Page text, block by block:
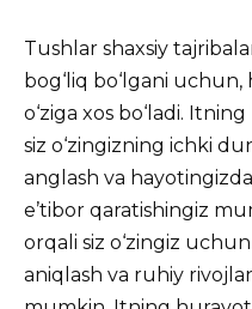
Tushlar shaxsiy
bog‘liq bo‘lgani
o‘ziga xos bo‘ladi.
siz o‘zingizning ichki
anglash va
e’tibor qaratishingiz
orqali siz o‘zingiz
aniqlash va ruhiy